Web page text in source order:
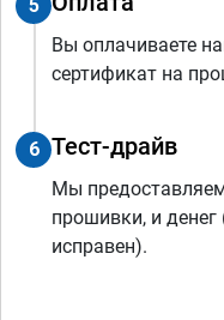
5
Вы оплачиваете
сертификат на
6 Тест-драйв
Мы
прошивки, и
исправен).